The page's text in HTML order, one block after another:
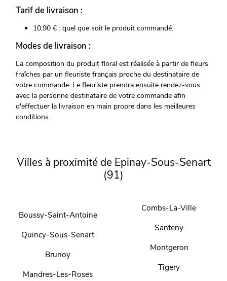
Tarif de livraison :
10,90 € : quel que soit le produit commandé.
Modes de livraison :
La composition du produit floral est réalisée à partir de fleurs
fraîches par un fleuriste français proche du destinataire de
votre commande. Le fleuriste prendra ensuite rendez-vous
avec la personne destinataire de votre commande afin
d'effectuer la livraison en main propre dans les meilleures
conditions.
Villes à proximité de Epinay-Sous-Senart
(91)
Boussy-Saint-Antoine
Quincy-Sous-Senart
Brunoy
Mandres-Les-Roses
Combs-La-Ville
Santeny
Montgeron
Tigery